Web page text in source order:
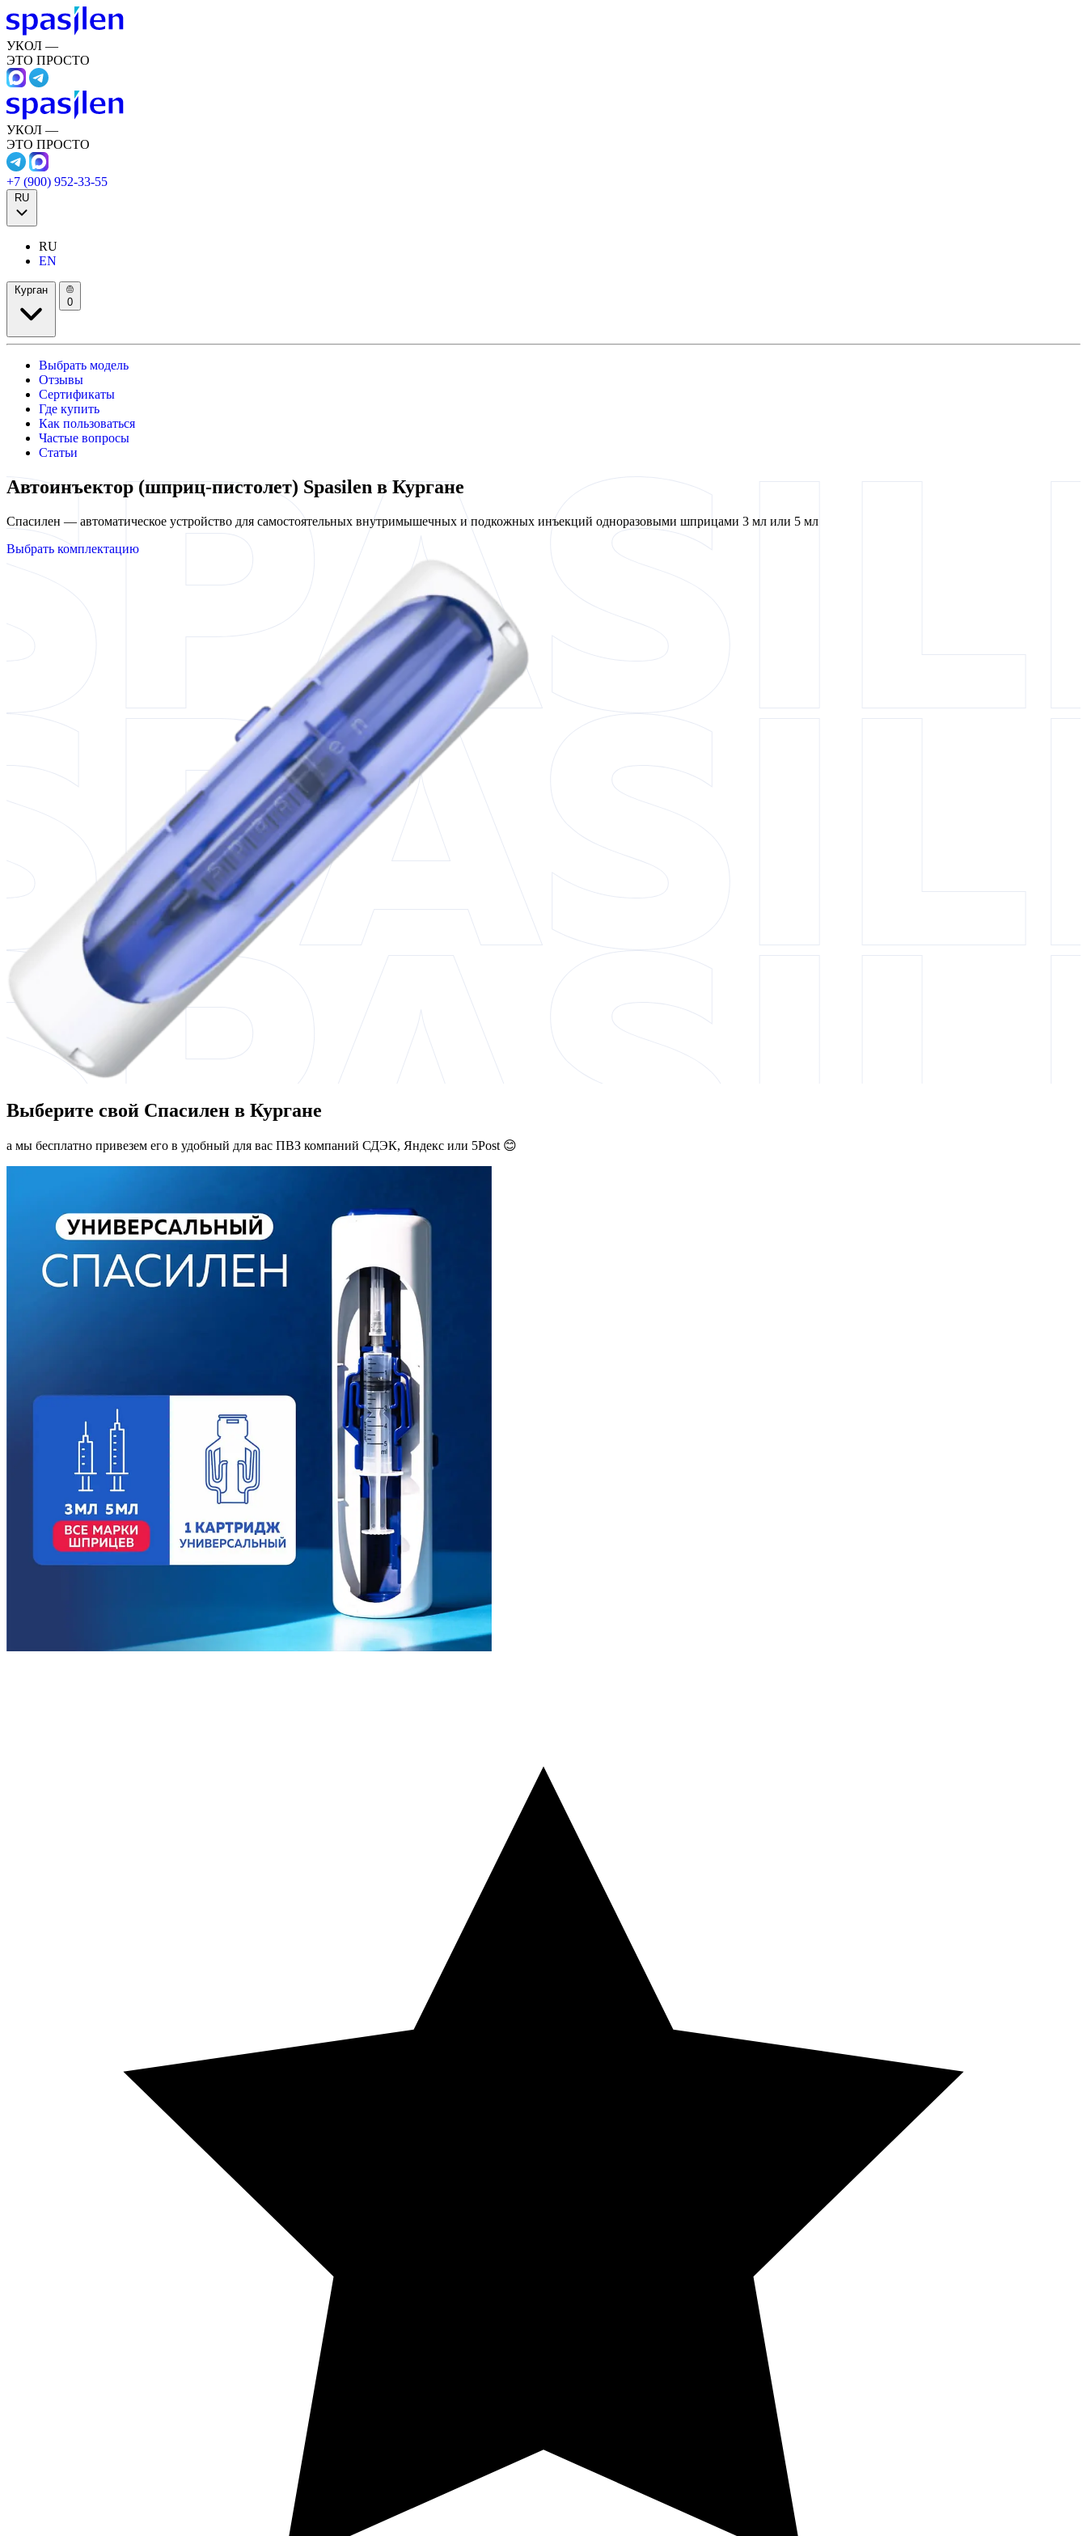
УКОЛ —
ЭТО ПРОСТО
УКОЛ —
ЭТО ПРОСТО
+7 (900) 952-33-55
RU
RU
EN
Курган
0
Выбрать модель
Отзывы
Сертификаты
Где купить
Как пользоваться
Частые вопросы
Статьи
Автоинъектор (шприц-пистолет) Spasilen в Кургане
Спасилен — автоматическое устройство для самостоятельных внутримышечных и подкожных инъекций одноразовыми шприцами 3 мл или 5 мл
Выбрать комплектацию
Выберите свой Спасилен в Кургане
а мы бесплатно привезем его в удобный для вас ПВЗ компаний СДЭК, Яндекс или 5Post 😊